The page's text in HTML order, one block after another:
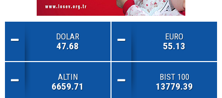
DOLAR
47.68
EURO
55.13
ALTIN
6659.71
BIST 100
13779.39